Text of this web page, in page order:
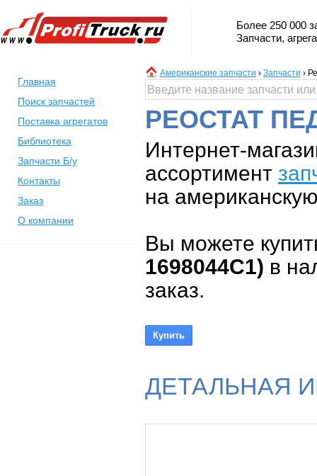
Более 250 000
Запчасти,
Главная
Поиск запчастей
Поставка агрегатов
Библиотека
Запчасти Б/у
Контакты
Заказ
О компании
Американские запчасти › Запчасти ›
РЕОСТАТ
Интернет-
ассортимент
на
Вы можете
1698044C1) в
заказ.
ДЕТАЛЬНАЯ